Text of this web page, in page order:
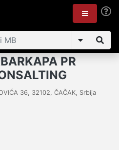
PR
36, 32102, ČAČAK, Srbija